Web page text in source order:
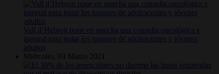
Vall d’Hebron pone en marcha una consulta oncológica e
integral para tratar los tumores de adolescentes y jóvenes
adultos
Miércoles, 03 Marzo 2021